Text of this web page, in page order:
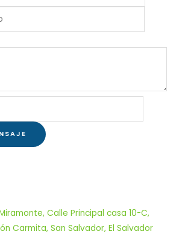
Calle Principal casa 10-C,
Carmita, San Salvador, El Salvador